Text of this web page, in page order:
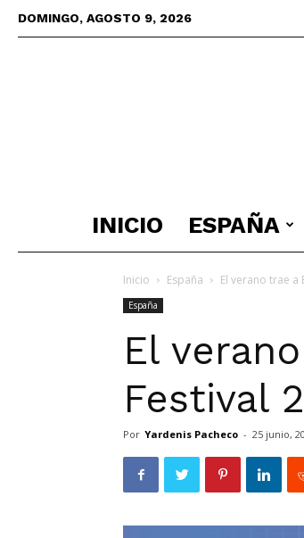
DOMINGO, AGOSTO 9, 2026
INICIO ESPAÑA
Inicio España El verano trae a
España
El
Festival
Por Yardenis Pacheco - 25 junio,